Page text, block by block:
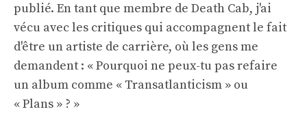
publié. En tant que membre de Death Cab, j'ai
vécu avec les critiques qui accompagnent le fait
d'être un artiste de carrière, où les gens me
demandent : « Pourquoi ne peux-tu pas refaire
un album comme « Transatlanticism » ou
« Plans » ? »